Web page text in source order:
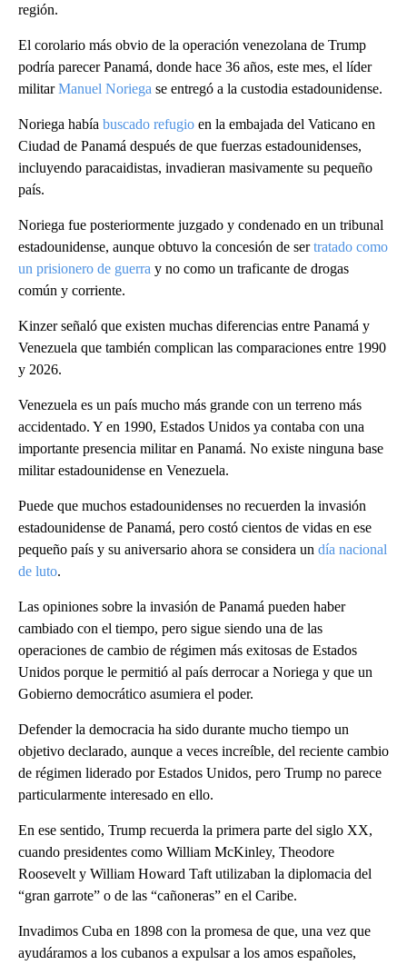
región.
El corolario más obvio de la operación venezolana de Trump
podría parecer Panamá, donde hace 36 años, este mes, el líder
militarManuel Noriega se entregó a la custodia estadounidense.
Noriega había buscado refugio en la embajada del Vaticano en
Ciudad de Panamá después de que fuerzas estadounidenses,
incluyendo paracaidistas, invadieran masivamente su pequeño
país.
Noriega fue posteriormente juzgado y condenado en un tribunal
estadounidense, aunque obtuvo la concesión de sertratado como
un prisionero de guerra y no como un traficante de drogas
común y corriente.
Kinzer señaló que existen muchas diferencias entre Panamá y
Venezuela que también complican las comparaciones entre 1990
y 2026.
Venezuela es un país mucho más grande con un terreno más
accidentado. Y en 1990, Estados Unidos ya contaba con una
importante presencia militar en Panamá. No existe ninguna base
militar estadounidense en Venezuela.
Puede que muchos estadounidenses no recuerden la invasión
estadounidense de Panamá, pero costó cientos de vidas en ese
pequeño país y su aniversario ahora se considera un día nacional
de luto.
Las opiniones sobre la invasión de Panamá pueden haber
cambiado con el tiempo, pero sigue siendo una de las
operaciones de cambio de régimen más exitosas de Estados
Unidos porque le permitió al país derrocar a Noriega y que un
Gobierno democrático asumiera el poder.
Defender la democracia ha sido durante mucho tiempo un
objetivo declarado, aunque a veces increíble, del reciente cambio
de régimen liderado por Estados Unidos, pero Trump no parece
particularmente interesado en ello.
En ese sentido, Trump recuerda la primera parte del siglo XX,
cuando presidentes como William McKinley, Theodore
Roosevelt y William Howard Taft utilizaban la diplomacia del
“gran garrote” o de las “cañoneras” en el Caribe.
Invadimos Cuba en 1898 con la promesa de que, una vez que
ayudáramos a los cubanos a expulsar a los amos españoles,